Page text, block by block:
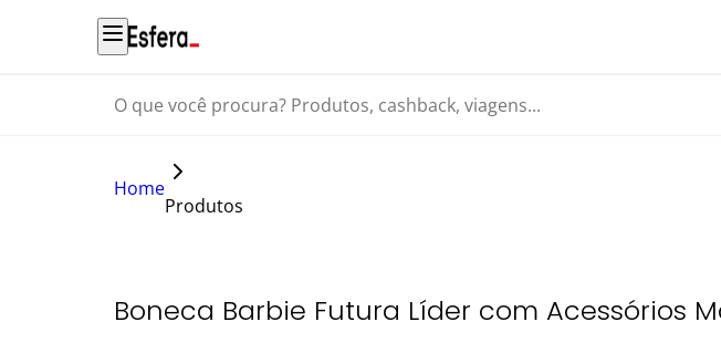
O que você procura? Produtos, cashback, viagens...
Home
Produtos
Boneca Barbie Futura Líder com Acessórios